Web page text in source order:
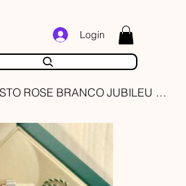
Login
ROLEX DATEJUST MISTO ROSE BRANCO JUBILEU FEMININO 36MM